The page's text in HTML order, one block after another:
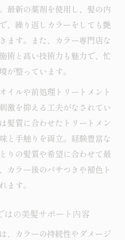
最新の薬剤を使用し、髪の内
、繰り返しカラーをしても艶
ます。また、カラー専門店な
術と高い技術力も魅力で、忙
が整っています。
イルや前処理トリートメント
激を抑える工夫がなされてい
髪質に合わせたトリートメン
と手触りを両立。経験豊富な
りの髪質や希望に合わせて最
カラー後のパサつきや褪色ト
ます。
はの美髪サポート内容
、カラーの持続性やダメージ